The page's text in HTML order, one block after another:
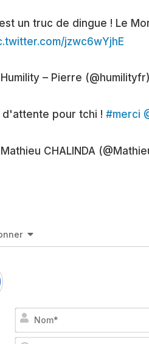
un truc de dingue ! Le
jzwc6wYjhE
– Pierre (@humilityfr)
d'attente pour tchi ! #merci
CHALINDA